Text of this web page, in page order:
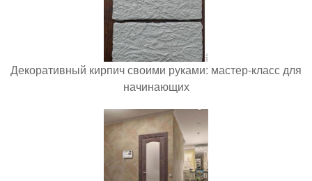
Декоративный кирпич своими руками: мастер-класс для
начинающих